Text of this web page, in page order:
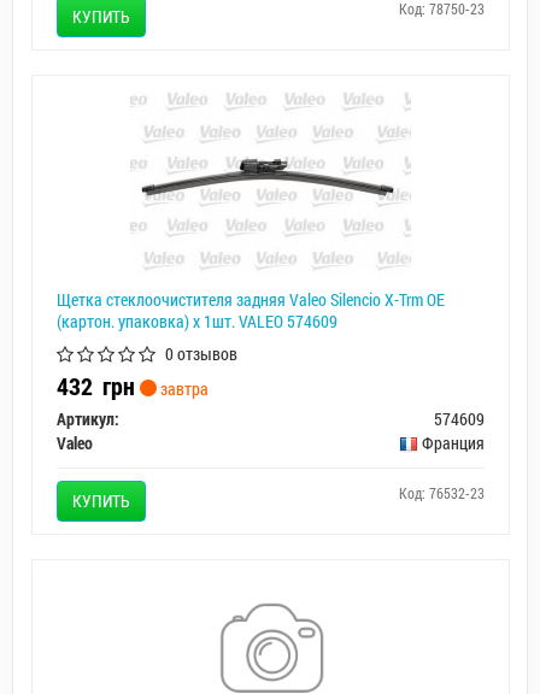
КУПИТЬ Код: 78750-23
Щетка стеклоочистителя задняя Valeo Silencio X-Trm OE
(картон. упаковка) x 1шт. VALEO 574609
0 отзывов
432 грн
завтра
Артикул:
574609
Valeo
Франция
КУПИТЬ Код: 76532-23